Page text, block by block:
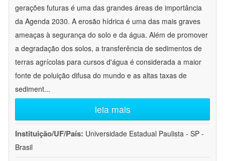
gerações futuras é uma das grandes áreas de importância
da Agenda 2030. A erosão hídrica é uma das mais graves
ameaças à segurança do solo e da água. Além de promover
a degradação dos solos, a transferência de sedimentos de
terras agrícolas para cursos d'água é considerada a maior
fonte de poluição difusa do mundo e as altas taxas de
sediment...
leia mais
Instituição/UF/País: Universidade Estadual Paulista - SP -
Brasil